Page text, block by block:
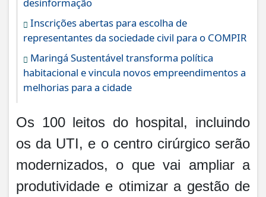
desinformação
Inscrições abertas para escolha de
representantes da sociedade civil para o COMPIR
Maringá Sustentável transforma política
habitacional e vincula novos empreendimentos a
melhorias para a cidade
Os 100 leitos do hospital, incluindo
os da UTI, e o centro cirúrgico serão
modernizados, o que vai ampliar a
produtividade e otimizar a gestão de